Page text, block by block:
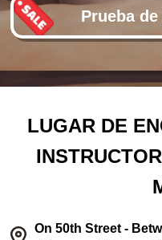
Prueba
LUGAR DE
On 50th Street -